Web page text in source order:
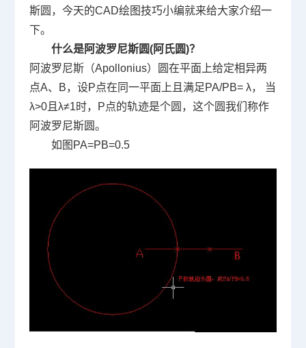
斯圆，今天的CAD绘图技巧小编就来给大家介绍一
下。
什么是阿波罗尼斯圆(阿氏圆)？
阿波罗尼斯（Apollonius）圆在平面上给定相异两
点A、 B，设P点在同一平面上且满足 PA/PB= λ， 当
λ>0且λ≠1时， P点的轨迹是个圆，这个圆我们称作
阿波罗尼斯圆。
如图 PA=PB=0.5